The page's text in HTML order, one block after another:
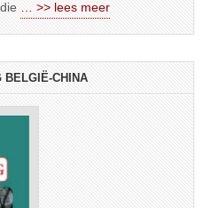
… >> lees meer
BELGIË-CHINA